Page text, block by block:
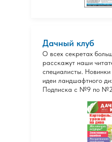
Дачный клуб
О всех секретах
расскажут наши
специалисты.
идеи ландшафтного
Подписка с №9 по